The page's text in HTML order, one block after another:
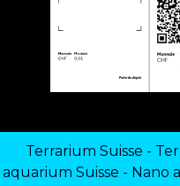
Terrarium Suisse -
aquarium Suisse - Nano